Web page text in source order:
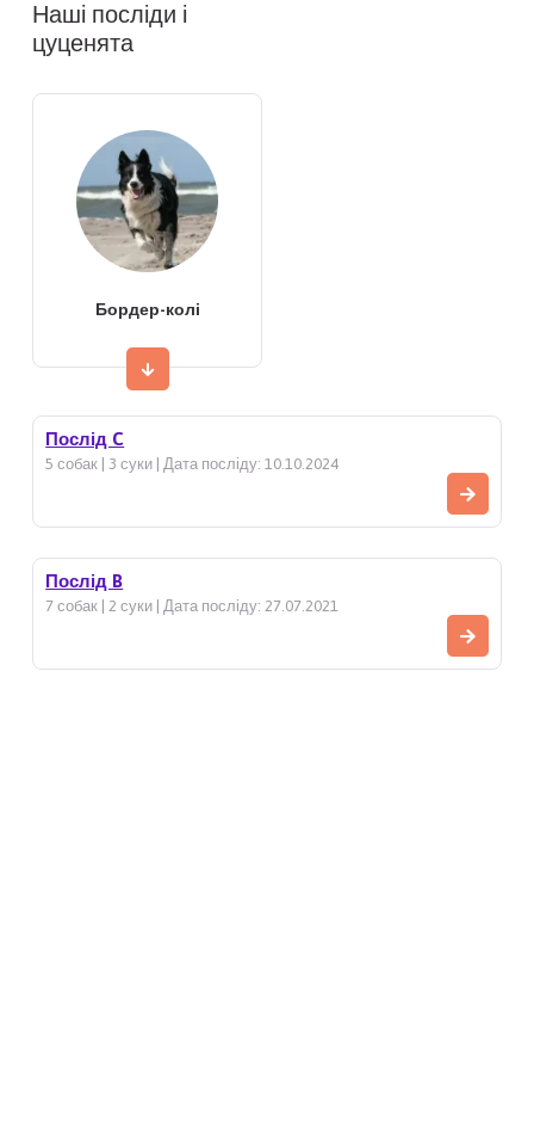
Наші посліди і
цуценята
Бордер-колі
Послід C
5 собак | 3 суки | Дата посліду: 10.10.2024
Послід B
7 собак | 2 суки | Дата посліду: 27.07.2021